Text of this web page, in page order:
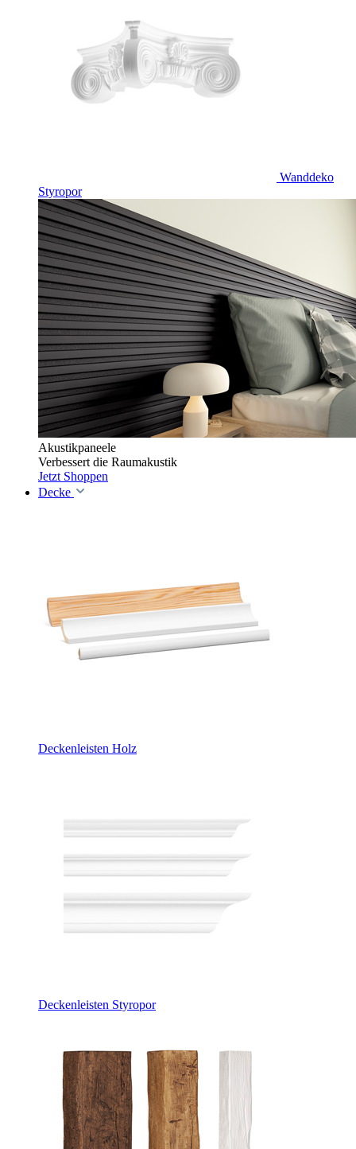
Wanddeko
Styropor
Akustikpaneele
Verbessert die Raumakustik
Jetzt Shoppen
Decke
Deckenleisten Holz
Deckenleisten Styropor